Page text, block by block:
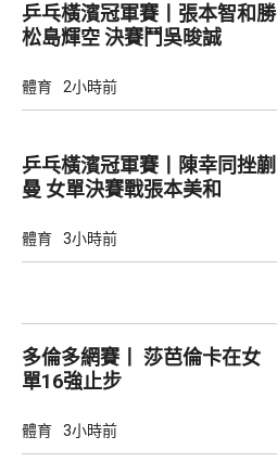
乒乓橫濱冠軍賽丨張本智和勝
松島輝空 決賽鬥吳晙誠
體育 2小時前
乒乓橫濱冠軍賽丨陳幸同挫蒯
曼 女單決賽戰張本美和
體育 3小時前
多倫多網賽丨 莎芭倫卡在女
單16強止步
體育 3小時前